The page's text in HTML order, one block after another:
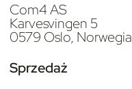
Com4 AS
Karvesvingen 5
0579 Oslo, Norwegia
Sprzedaż